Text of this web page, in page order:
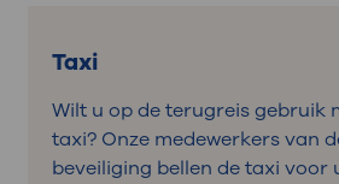
Taxi
Wilt u op de terugreis gebruik
taxi? Onze medewerkers van
beveiliging bellen de taxi voor